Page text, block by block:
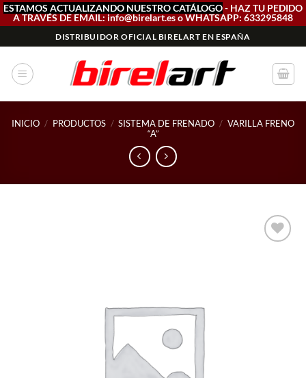
ESTAMOS ACTUALIZANDO NUESTRO CATÁLOGO- HAZ TU PEDIDO
A TRAVÉS DE EMAIL: info@birelart.es o WHATSAPP: 633295848
al
contenido
DISTRIBUIDOR OFICIAL BIRELART EN ESPAÑA
INICIO / PRODUCTOS / SISTEMA DE FRENADO / VARILLA FRENO
“A”